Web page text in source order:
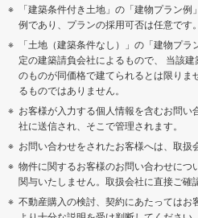
「建築条件付き土地」の「建物プラン
例であり、プランの採用可否は任意です。
「土地（建築条件なし）」の「建物プ
定の建築請負会社によるもので、 当該
のものが同価格で建てられるとは限り
るものではありません。
お客様が入力する個人情報を含むお問
社に送信され、そこで管理されます。
お問い合わせをされたお客様へは、取扱
物件に関するお客様のお問い合わせにつ
関与いたしません。取扱会社に直接ご確
不動産購入の検討、契約にあたってはお